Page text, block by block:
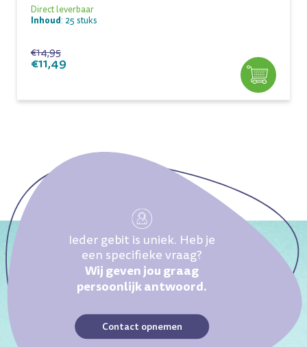
Direct leverbaar
Inhoud: 25 stuks
€14,95
€11,49
Ieder gebit is uniek. Heb je
een specifieke vraag?
Wij geven jou graag
persoonlijk antwoord.
Contact opnemen